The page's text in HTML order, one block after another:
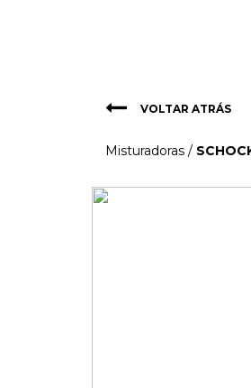
VOLTAR ATRÁS
Misturadoras /